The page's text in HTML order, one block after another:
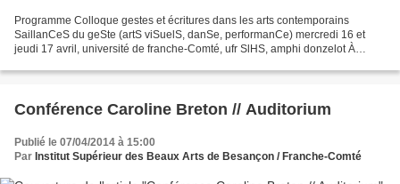
Programme Colloque gestes et écritures dans les arts contemporains
SaillanCeS du geSte (artS viSuelS, danSe, performanCe) mercredi 16 et
jeudi 17 avril, université de franche-Comté, ufr SlHS, amphi donzelot À
Conférence Caroline Breton // Auditorium
Publié le 07/04/2014 à 15:00
Par Institut Supérieur des Beaux Arts de Besançon / Franche-Comté